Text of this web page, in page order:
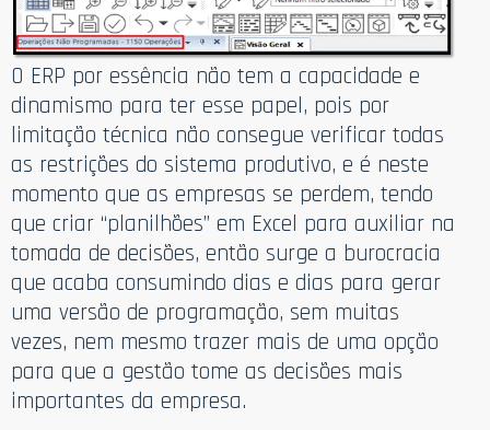
O ERP por essência não tem a capacidade e
dinamismo para ter esse papel, pois por
limitação técnica não consegue verificar todas
as restrições do sistema produtivo, e é neste
momento que as empresas se perdem, tendo
que criar “planilhões” em Excel para auxiliar na
tomada de decisões, então surge a burocracia
que acaba consumindo dias e dias para gerar
uma versão de programação, sem muitas
vezes, nem mesmo trazer mais de uma opção
para que a gestão tome as decisões mais
importantes da empresa.